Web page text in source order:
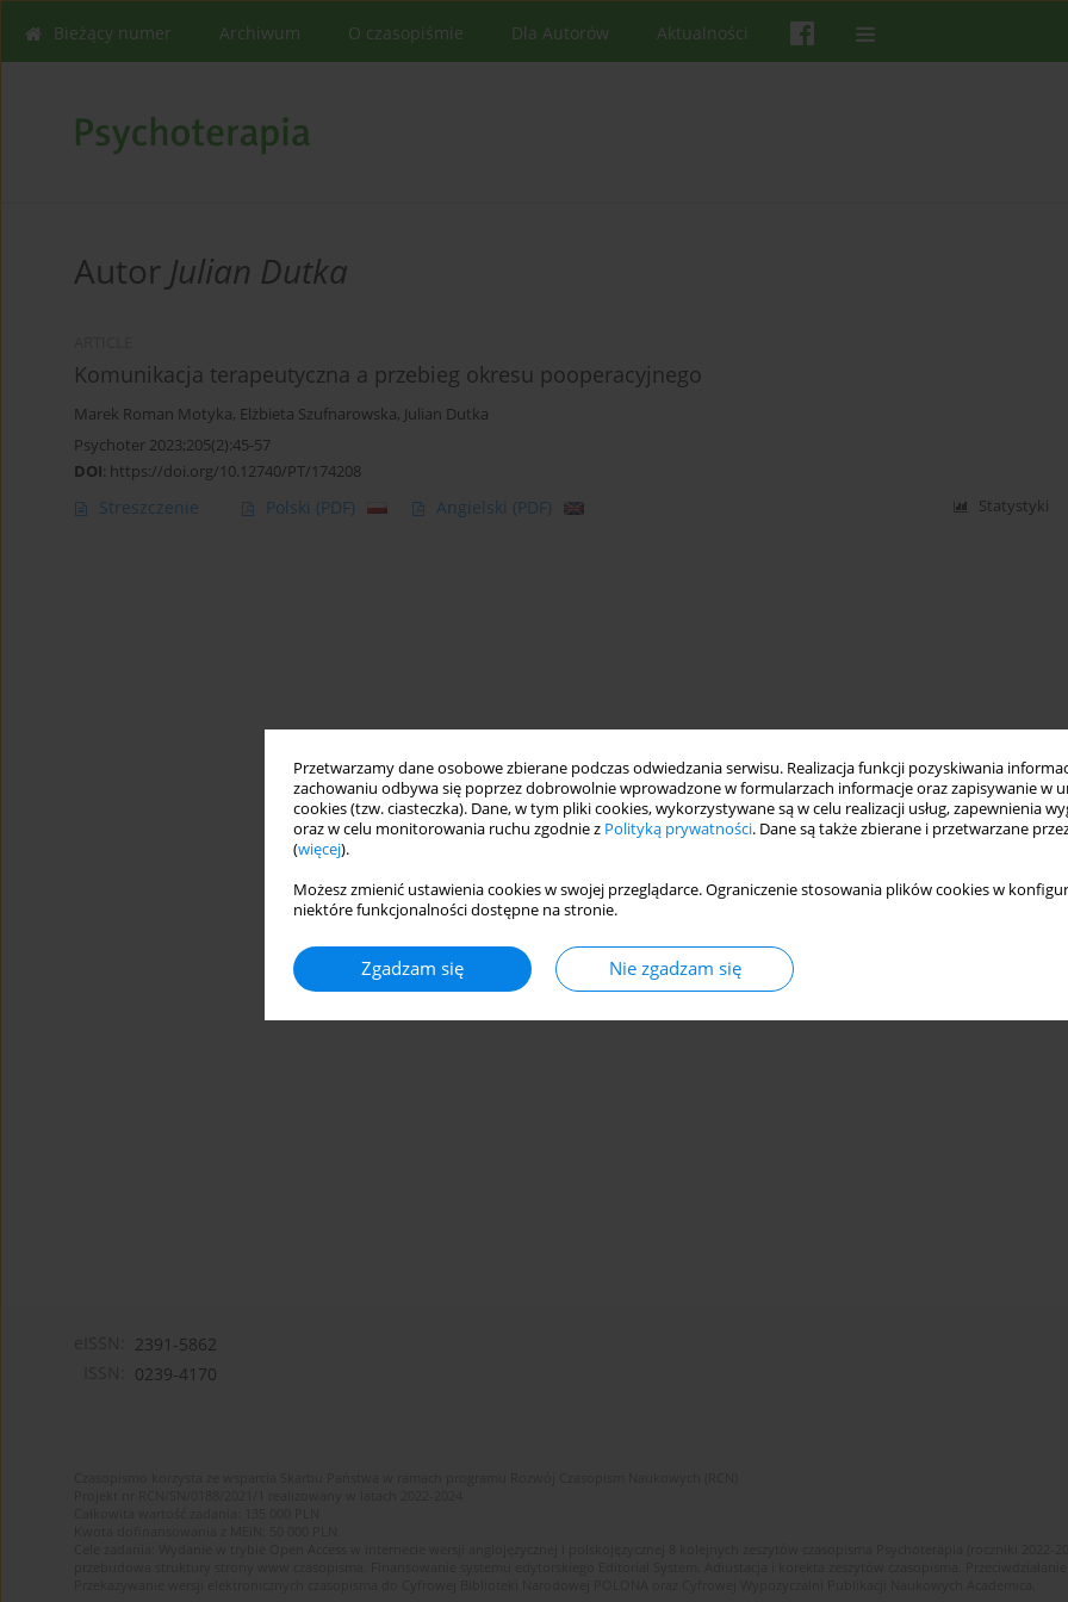
Przetwarzamy dane osobowe zbierane podczas odwiedzania serwisu. Realizacja funkcji pozyskiwania
zachowaniu odbywa się poprzez dobrowolnie wprowadzone w formularzach informacje oraz zapisywanie w
cookies (tzw. ciasteczka). Dane, w tym pliki cookies, wykorzystywane są w celu realizacji usług, zapewnienia
oraz w celu monitorowania ruchu zgodnie z Polityką prywatności. Dane są także zbierane i przetwarzane
(więcej).
Możesz zmienić ustawienia cookies w swojej przeglądarce. Ograniczenie stosowania plików cookies w
niektóre funkcjonalności dostępne na stronie.
Zgadzam się Nie zgadzam się
Bieżący numer Archiwum O czasopiśmie Dla Autorów Aktualności
Autor Julian Dutka
Komunikacja terapeutyczna a przebieg okresu pooperacyjnego
Marek Roman Motyka, Elżbieta Szufnarowska, Julian Dutka
Psychoter 2023;205(2):45-57
DOI: https://doi.org/10.12740/PT/174208
Streszczenie Polski (PDF) Angielski (PDF) Statystyki
2391-5862
0239-4170